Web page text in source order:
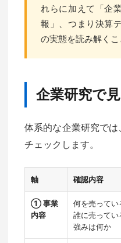
れらに加えて「企
報」、つまり決算
の実態を読み解くこ
企業研究で
体系的な企業研究で
チェックします。
軸 確認内容
① 事業
内容
何を売ってい
誰に売ってい
強みは何か